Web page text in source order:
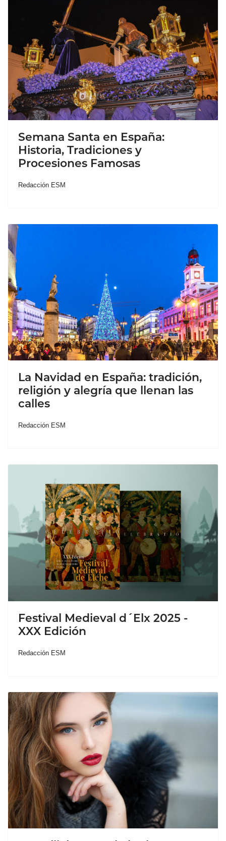
Semana Santa en España:
Historia, Tradiciones y
Procesiones Famosas
Redacción ESM
La Navidad en España: tradición,
religión y alegría que llenan las
calles
Redacción ESM
Festival Medieval d´Elx 2025 -
XXX Edición
Redacción ESM